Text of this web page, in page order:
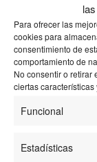
Para ofrecer las
cookies para
consentimiento de
comportamiento de
No consentir o retirar
ciertas características
Funcional
Estadísticas